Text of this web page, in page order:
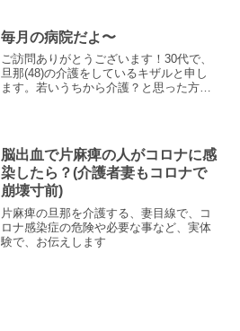
毎月の病院だよ〜
ご訪問ありがとうございます！30代で、
旦那(48)の介護をしているキザルと申し
ます。若いうちから介護？と思った方は
これは、高...
脳出血で片麻痺の人がコロナに感
染したら？(介護者妻もコロナで
崩壊寸前)
片麻痺の旦那を介護する、妻目線で、コ
ロナ感染症の危険や必要な事など、実体
験で、お伝えします